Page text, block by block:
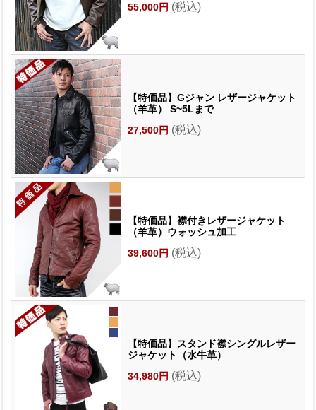
55,000円 (税込)
【特価品】Gジャン レザージャケット
（羊革） S~5Lまで
27,500円 (税込)
【特価品】襟付きレザージャケット
（羊革）ウォッシュ加工
39,600円 (税込)
【特価品】スタンド襟シングルレザー
ジャケット（水牛革）
34,980円 (税込)